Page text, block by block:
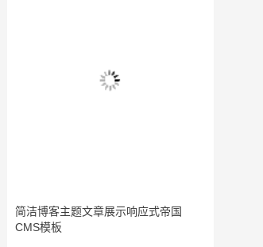
简洁博客主题文章展示响应式帝国
CMS模板